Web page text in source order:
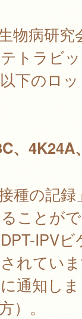
物病研究
トラビ
下のロ
、4K24A
種の記
ことが
IPV
れてい
通知し
）。